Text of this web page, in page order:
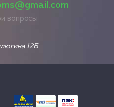
вопросы
12Б